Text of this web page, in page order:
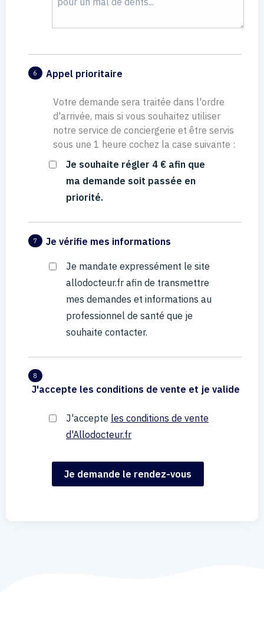
6 Appel prioritaire
Votre demande sera traitée dans l'ordre
d'arrivée, mais si vous souhaitez utiliser
notre service de conciergerie et être servis
sous une 1 heure cochez la case suivante :
Je souhaite régler 4 € afin que
ma demande soit passée en
priorité.
7 Je vérifie mes informations
Je mandate expressément le site
allodocteur.fr afin de transmettre
mes demandes et informations au
professionnel de santé que je
souhaite contacter.
8
J'accepte les conditions de vente et je valide
J'accepte les conditions de vente
d'Allodocteur.fr